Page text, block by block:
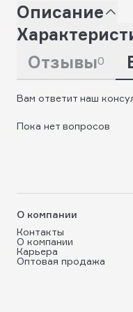
Описание
Отзывы0
Вам ответит наш
Пока нет вопросов
О компании
Контакты
О компании
Карьера
Оптовая продажа